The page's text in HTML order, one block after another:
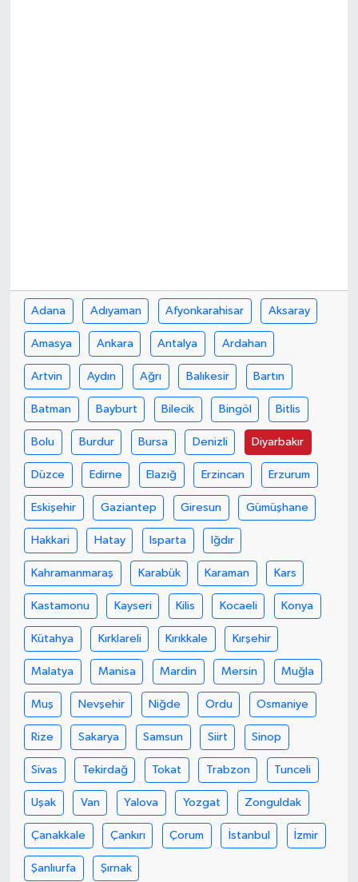
Adana Adıyaman Afyonkarahisar Aksaray
Amasya Ankara Antalya Ardahan
Artvin Aydın Ağrı Balıkesir Bartın
Batman Bayburt Bilecik Bingöl Bitlis
Bolu Burdur Bursa Denizli Diyarbakır
Düzce Edirne Elazığ Erzincan Erzurum
Eskişehir Gaziantep Giresun Gümüşhane
Hakkari Hatay Isparta Iğdır
Kahramanmaraş Karabük Karaman Kars
Kastamonu Kayseri Kilis Kocaeli Konya
Kütahya Kırklareli Kırıkkale Kırşehir
Malatya Manisa Mardin Mersin Muğla
Muş Nevşehir Niğde Ordu Osmaniye
Rize Sakarya Samsun Siirt Sinop
Sivas Tekirdağ Tokat Trabzon Tunceli
Uşak Van Yalova Yozgat Zonguldak
Çanakkale Çankırı Çorum İstanbul İzmir
Şanlıurfa Şırnak
Uğurludağ
Sağlık